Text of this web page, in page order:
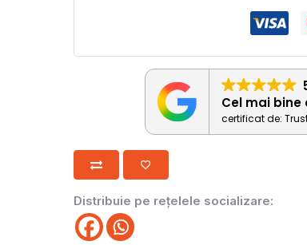
Cel mai
certificat de:
Distribuie pe rețelele socializare: